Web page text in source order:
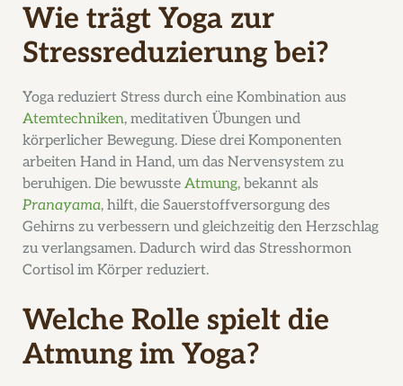
Wie trägt Yoga zur
Stressreduzierung bei?
Yoga reduziert Stress durch eine Kombination aus
Atemtechniken, meditativen Übungen und
körperlicher Bewegung. Diese drei Komponenten
arbeiten Hand in Hand, um das Nervensystem zu
beruhigen. Die bewusste Atmung, bekannt als
Pranayama, hilft, die Sauerstoffversorgung des
Gehirns zu verbessern und gleichzeitig den Herzschlag
zu verlangsamen. Dadurch wird das Stresshormon
Cortisol im Körper reduziert.
Welche Rolle spielt die
Atmung im Yoga?